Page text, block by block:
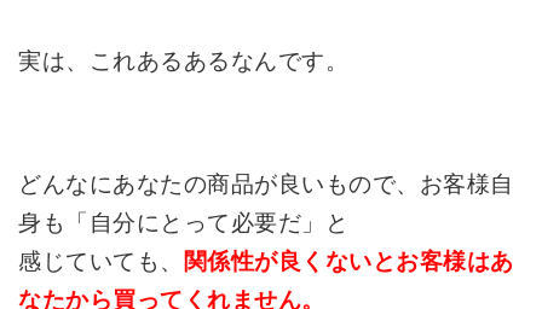
実は、これあるあるなんです。
どんなにあなたの商品が良いもので、お客様自
身も「自分にとって必要だ」と
感じていても、
関係性が良くないとお客様はあ
なたから買ってくれません。